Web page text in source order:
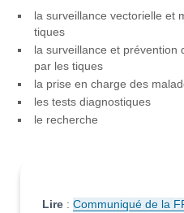
la surveillance vectorielle et
tiques
la surveillance et prévention
par les tiques
la prise en charge des
les tests diagnostiques
le recherche
Lire :Communiqué de la